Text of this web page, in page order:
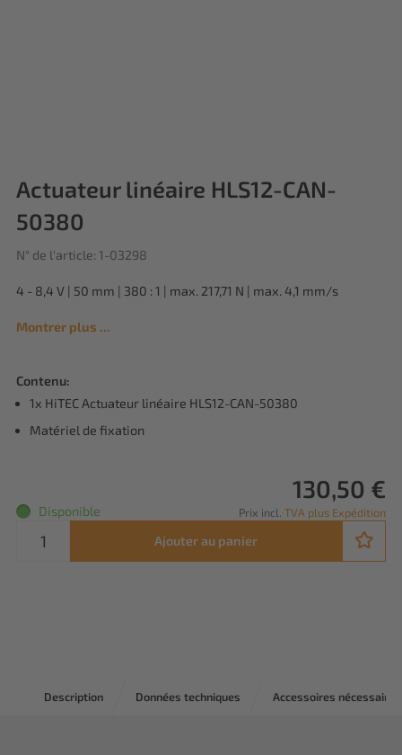
Actuateur linéaire HLS12-CAN-
50380
N° de l'article: 1-03298
4 - 8,4 V | 50 mm | 380 : 1 | max. 217,71 N | max. 4,1 mm/s
Montrer plus ...
Contenu:
1x HiTEC Actuateur linéaire HLS12-CAN-50380
Matériel de fixation
130,50 €
Prix incl. TVA plus Expédition
Disponible
Ajouter au panier
Description Données techniques Accessoires nécessaires